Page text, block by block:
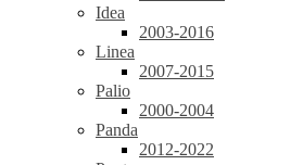
Idea
2003-2016
Linea
2007-2015
Palio
2000-2004
Panda
2012-2022